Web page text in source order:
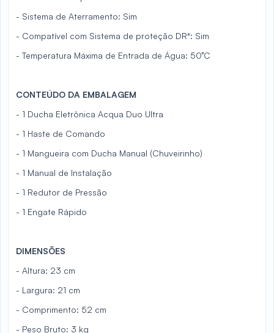
- Sistema de Aterramento: Sim
- Compatível com Sistema de proteção DR*: Sim
- Temperatura Máxima de Entrada de Água: 50°C
CONTEÚDO DA EMBALAGEM
- 1 Ducha Eletrônica Acqua Duo Ultra
- 1 Haste de Comando
- 1 Mangueira com Ducha Manual (Chuveirinho)
- 1 Manual de Instalação
- 1 Redutor de Pressão
- 1 Engate Rápido
DIMENSÕES
- Altura: 23 cm
- Largura: 21 cm
- Comprimento: 52 cm
- Peso Bruto: 3 kg